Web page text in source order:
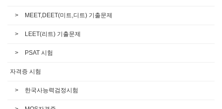
MEET,DEET(미트,디트) 기출문제
LEET(리트) 기출문제
PSAT 시험
자격증 시험
한국사능력검정시험